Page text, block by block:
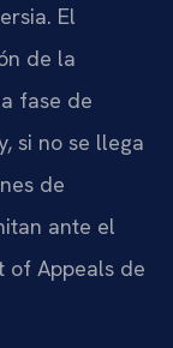
El
de la
fase de
si no se llega
de
ante el
of Appeals de